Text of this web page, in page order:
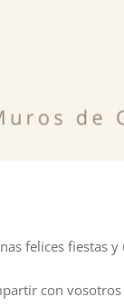
felices fiestas
con